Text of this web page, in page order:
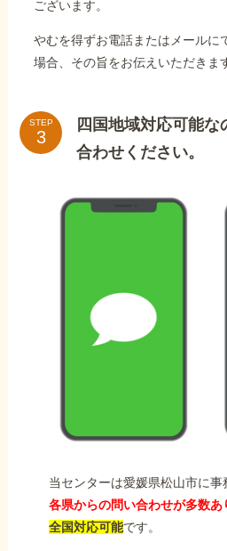
ございます。
やむを得ずお電話またはメールに
場合、その旨をお伝えいただきま
STEP
四国地域対応可能
合わせください。
当センターは愛媛県松山市に事
各県からの問い合わせが多数あ
全国対応可能です。